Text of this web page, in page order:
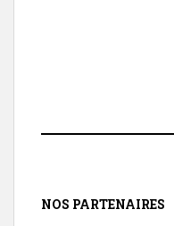
NOS PARTENAIRES